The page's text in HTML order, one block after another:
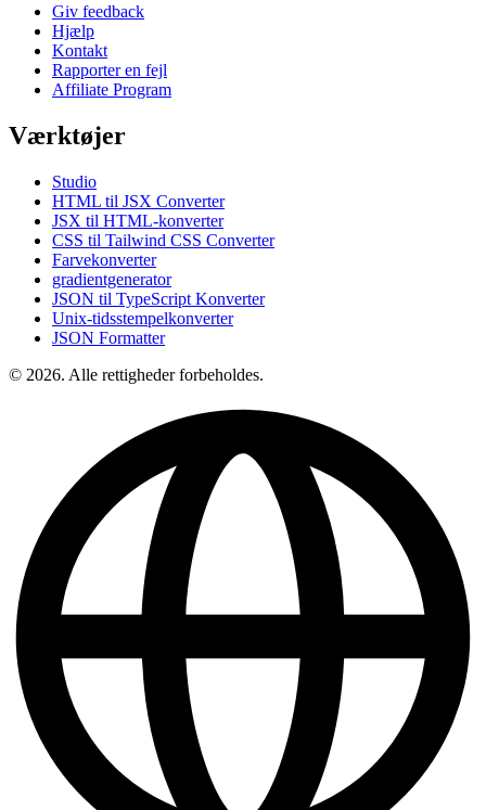
Giv feedback
Hjælp
Kontakt
Rapporter en fejl
Affiliate Program
Værktøjer
Studio
HTML til JSX Converter
JSX til HTML-konverter
CSS til Tailwind CSS Converter
Farvekonverter
gradientgenerator
JSON til TypeScript Konverter
Unix-tidsstempelkonverter
JSON Formatter
© 2026. Alle rettigheder forbeholdes.